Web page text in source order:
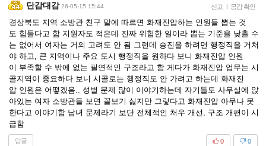
단감대감 26-05-15 15:44 신고 | 공감 확인
경상북도 지역 소방관 친구 말에 따르면 화재진압하는 인원들 뽑는 것
도 힘들다고 함 지원자도 적은데 진짜 위험한 일이라 뽑는 기준을 낮출 수
는 없어서 여자는 거의 고려도 안 됨 그런데 승진을 하려면 행정직을 거쳐
야 하고, 큰 지역이나 주요 도시 행정직을 원하다 보니 화재진압 인원
이 부족할 수 밖에 없는 필연적인 구조라고 함 게다가 화재진압 업무는 시
골지역이 중요하다 보니 시골로는 행정직도 안 가려고 하는데 화재진
압 인원은 어떻겠음.. 성별 문제 많이 이야기하는데 자기들도 사무실에 앉
아있는 여자 소방관들 보면 꼴보기 싫지만 그렇다고 화재진압 아무나 못
한다고 이야기함 남녀 문제라기 보단 전체적인 처우 개선, 구조 개편이 시
급함
답글 0
0